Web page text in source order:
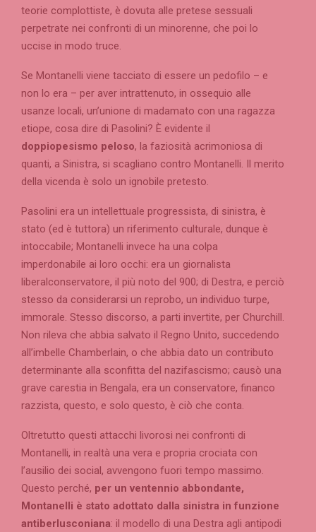
teorie complottiste, è dovuta alle pretese sessuali
perpetrate nei confronti di un minorenne, che poi lo
uccise in modo truce.
Se Montanelli viene tacciato di essere un pedofilo – e
non lo era – per aver intrattenuto, in ossequio alle
usanze locali, un’unione di madamato con una ragazza
etiope, cosa dire di Pasolini? È evidente il
doppiopesismo peloso, la faziosità acrimoniosa di
quanti, a Sinistra, si scagliano contro Montanelli. Il merito
della vicenda è solo un ignobile pretesto.
Pasolini era un intellettuale progressista, di sinistra, è
stato (ed è tuttora) un riferimento culturale, dunque è
intoccabile; Montanelli invece ha una colpa
imperdonabile ai loro occhi: era un giornalista
liberalconservatore, il più noto del 900; di Destra, e perciò
stesso da considerarsi un reprobo, un individuo turpe,
immorale. Stesso discorso, a parti invertite, per Churchill.
Non rileva che abbia salvato il Regno Unito, succedendo
all’imbelle Chamberlain, o che abbia dato un contributo
determinante alla sconfitta del nazifascismo; causò una
grave carestia in Bengala, era un conservatore, financo
razzista, questo, e solo questo, è ciò che conta.
Oltretutto questi attacchi livorosi nei confronti di
Montanelli, in realtà una vera e propria crociata con
l’ausilio dei social, avvengono fuori tempo massimo.
Questo perché, per un ventennio abbondante,
Montanelli è stato adottato dalla sinistra in funzione
antiberlusconiana: il modello di una Destra agli antipodi